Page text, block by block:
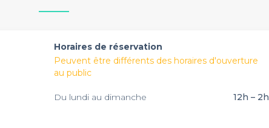
Horaires de réservation
Peuvent être différents des horaires d'ouverture
au public
Du lundi au dimanche 12h – 2h